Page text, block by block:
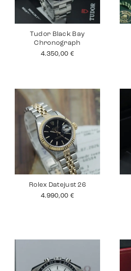
Tudor Black Bay
Chronograph
4.350,00 €
Rolex Datejust 26
4.990,00 €